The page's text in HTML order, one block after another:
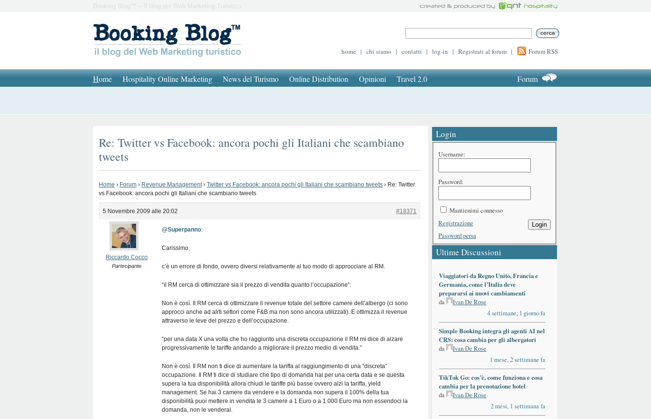
Booking Blog™ – Il blog del Web Marketing Turistico
home | chi siamo | contatti | log-in | Registrati al forum | Forum RSS
Home Hospitality Online Marketing News del Turismo Online Distribution Opinioni Travel 2.0 Forum
Re: Twitter vs Facebook: ancora pochi gli Italiani che scambiano
tweets
Home › Forum › Revenue Management › Twitter vs Facebook: ancora pochi gli Italiani che scambiano tweets › Re: Twitter
vs Facebook: ancora pochi gli Italiani che scambiano tweets
5 Novembre 2009 alle 20:02 #18371
Riccardo Cocco
Partecipante
@Superpanno:
Carissimo,
c’è un errore di fondo, ovvero diversi relativamente al tuo modo di approcciare al RM.
“il RM cerca di ottimizzare sia il prezzo di vendita quanto l’occupazione”:
Non è così. Il RM cerca di ottimizzare il revenue totale del settore camere dell’albergo (ci sono
approcci anche ad alrti settori come F&B ma non sono ancora utilizzati). E ottimizza il revenue
attraverso le leve del prezzo e dell’occupazione.
“per una data X una volta che ho raggiunto una discreta occupazione il RM mi dice di alzare
progressivamente le tariffe andando a migliorare il prezzo medio di vendita.”
Non è così. Il RM non ti dice di aumentare la tariffa al raggiungimento di una “discreta”
occupazione. Il RM ti dice di studiare che tipo di domanda hai per una certa data e se questa
supera la tua disponibilità allora chiudi le tariffe più basse ovvero alzi la tariffa, yield
management. Se hai 3 camere da vendere e la domanda non supera il 100% della tua
disponibilità puoi mettere in vendita le 3 camere a 1 Euro o a 1.000 Euro ma non essendoci la
domanda, non le venderai.
Login
Username:
Password:
Mantienimi connesso
Login
Registrazione
Password persa
Ultime Discussioni
Viaggiatori da Regno Unito, Francia e
Germania, come l’Italia deve
prepararsi ai nuovi cambiamenti
da
Ivan De Rose
4 settimane, 1 giorno fa
Simple Booking integra gli agenti AI nel
CRS: cosa cambia per gli albergatori
da
Ivan De Rose
1 mese, 2 settimane fa
TikTok Go: cos’è, come funziona e cosa
cambia per la prenotazione hotel
da
Ivan De Rose
2 mesi, 1 settimana fa